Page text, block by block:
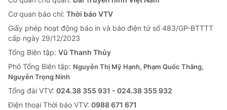
Cơ quan báo chí: Thời báo VTV
Giấy phép hoạt động báo in và báo điện tử số 483/GP-BTTTT
cấp ngày 29/12/2023
Tổng Biên tập: Vũ Thanh Thủy
Phó Tổng Biên tập: Nguyễn Thị Mỹ Hạnh, Phạm Quốc Thắng,
Nguyễn Trọng Ninh
Tổng đài VTV: 024.38 355 931 - 024.38 355 932
Ðiện thoại Thời báo VTV: 0988 671 671